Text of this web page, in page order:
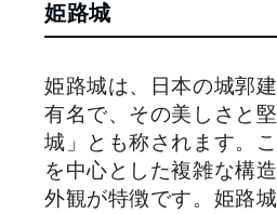
姫路城
姫路城は、日本の城郭
有名で、その美しさと
城」とも称されます。
を中心とした複雑な構
外観が特徴です。姫路